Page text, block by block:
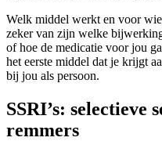
Welk middel werkt en voor
zeker van zijn welke
of hoe de medicatie voor jou
het eerste middel dat je krijgt
bij jou als persoon.
SSRI’s: selectieve
remmers